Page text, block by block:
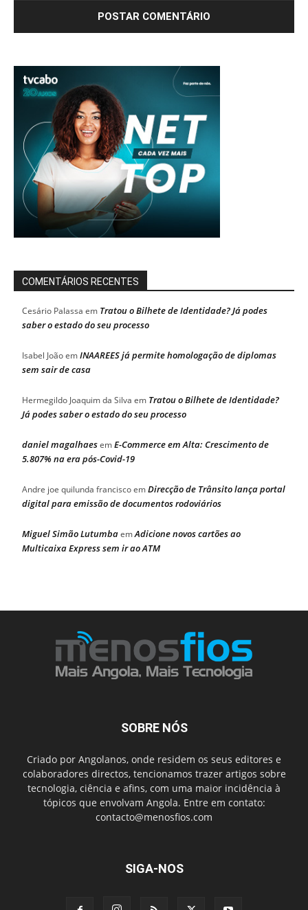
COMENTÁRIOS RECENTES
Cesário Palassa em Tratou o Bilhete de Identidade? Já podes
saber o estado do seu processo
Isabel JoãoemINAAREES já permite homologação de diplomas
sem sair de casa
Hermegildo Joaquim da Silva em Tratou o Bilhete de Identidade?
Já podes saber o estado do seu processo
daniel magalhaesemE-Commerce em Alta: Crescimento de
5.807% na era pós-Covid-19
Andre joe quilunda franciscoemDirecção de Trânsito lança portal
digital para emissão de documentos rodoviários
Miguel Simão LutumbaemAdicione novos cartões ao
Multicaixa Express sem ir ao ATM
SOBRE NÓS
Criado por Angolanos, onde residem os seus editores e
colaboradores directos, tencionamos trazer artigos sobre
tecnologia, ciência e afins, com uma maior incidência à
tópicos que envolvam Angola. Entre em contato:
contacto@menosfios.com
SIGA-NOS